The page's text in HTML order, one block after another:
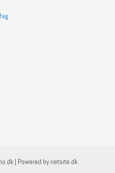
| Powered by netsite.dk